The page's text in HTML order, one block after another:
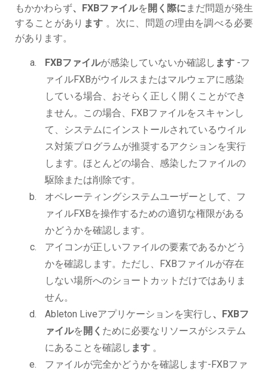
もかかわらず、FXBファイルを 開く際に まだ問題が発生
することがあり ます 。次に、問題の理由を調べる必要
があります。
FXBファイルが感染していないか確認し ます -フ
ァイルFXBがウイルスまたはマルウェアに感染
している場合、おそらく正しく開くことができ
ません。この場合、FXBファイルをスキャンし
て、システムにインストールされているウイル
ス対策プログラムが推奨するアクションを実行
します。ほとんどの場合、感染したファイルの
駆除または削除です。
オペレーティングシステムユーザーとして、フ
ァイルFXBを操作するための適切な権限がある
かどうかを確認します。
アイコンが正しいファイルの要素であるかどう
かを確認します。ただし、FXBファイルが存在
しない場所へのショートカットだけではありま
せん。
Ableton Liveアプリケーションを実行し、FXBフ
ァイルを 開く ために必要なリソースがシステム
にあることを確認し ます 。
ファイルが完全かどうかを確認します-FXBファ